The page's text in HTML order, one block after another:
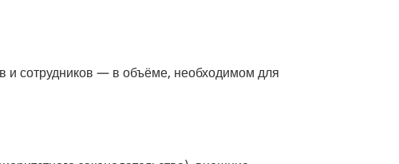
и сотрудников — в объёме, необходимом для